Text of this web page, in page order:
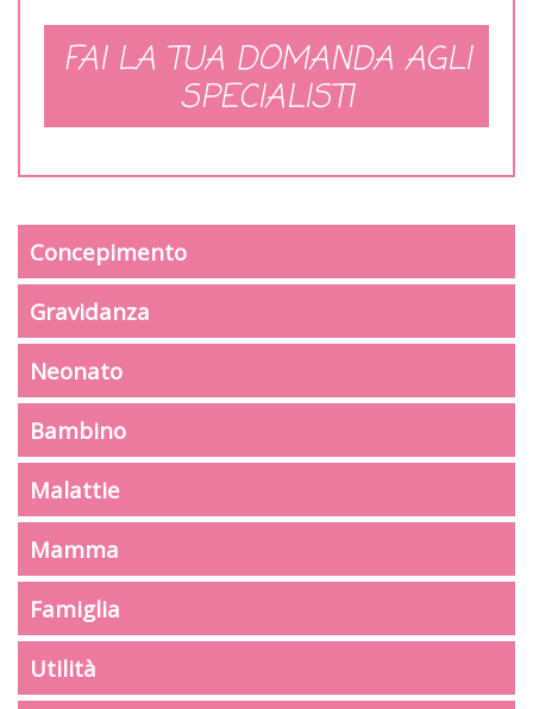
FAI LA TUA DOMANDA AGLI
SPECIALISTI
Concepimento
Gravidanza
Neonato
Bambino
Malattie
Mamma
Famiglia
Utilità